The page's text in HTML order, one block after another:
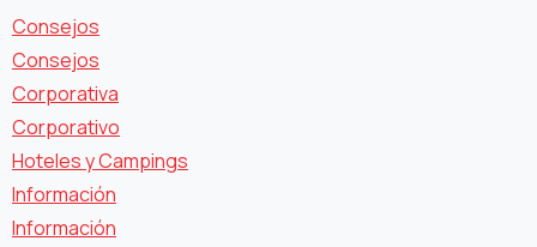
Consejos
Consejos
Corporativa
Corporativo
Hoteles y Campings
Información
Información